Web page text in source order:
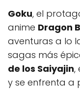
Goku, el
anime Dragon
aventuras a lo
sagas más
de los Saiyajin,
y se enfrenta a